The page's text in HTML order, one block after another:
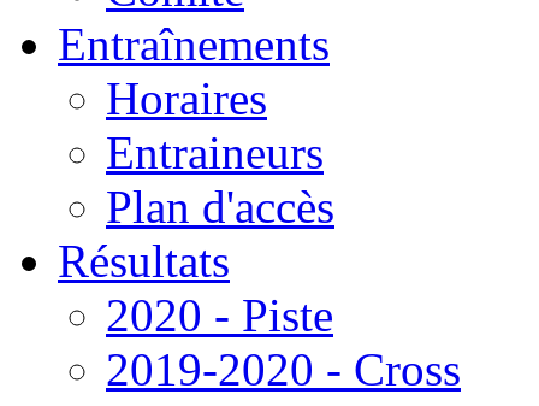
Entraînements
Horaires
Entraineurs
Plan d'accès
Résultats
2020 - Piste
2019-2020 - Cross